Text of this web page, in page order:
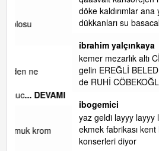
döke kaldırımlar ana yoldan
dükkanları su basacak ma...
ibrahim yalçınkaya
kemer mezarlık altı CİĞİRLİK
gelin EREĞLİ BELEDİYESİ o
de RUHİ CÖBEKOĞLU ... DEVAMI
yaz geldi layyy layyy layy lom
ekmek fabrikası kent lokantası
konserleri diyor